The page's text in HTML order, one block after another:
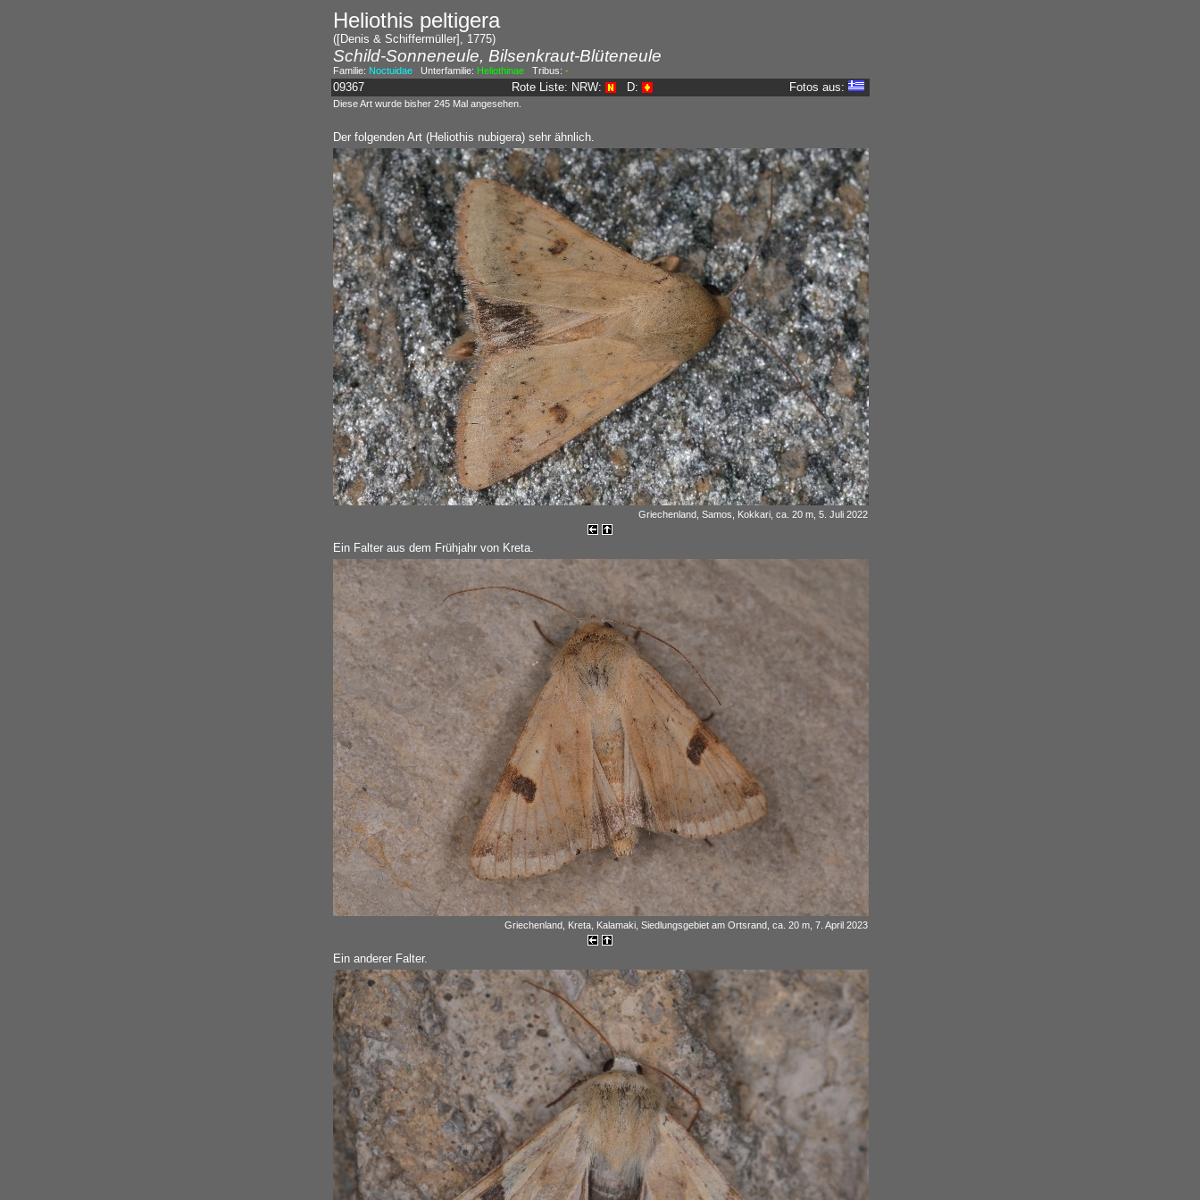
Heliothis peltigera
([Denis & Schiffermüller], 1775)
Schild-Sonneneule, Bilsenkraut-Blüteneule
Familie: NoctuidaeUnterfamilie: HeliothinaeTribus: -
09367 Rote Liste: NRW: D: Fotos aus:
Diese Art wurde bisher 245 Mal angesehen.
Der folgenden Art (Heliothis nubigera) sehr ähnlich.
Griechenland, Samos, Kokkari, ca. 20 m, 5. Juli 2022
Ein Falter aus dem Frühjahr von Kreta.
Griechenland, Kreta, Kalamaki, Siedlungsgebiet am Ortsrand, ca. 20 m, 7. April 2023
Ein anderer Falter.